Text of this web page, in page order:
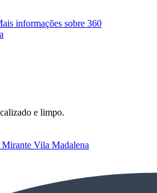
informações sobre 360
e limpo.
Vila Madalena